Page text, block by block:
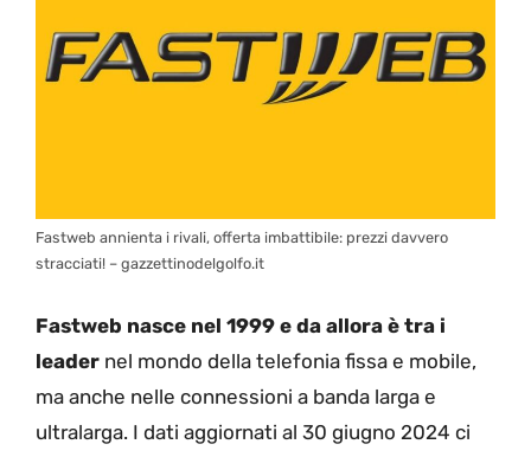
Fastweb annienta i rivali, offerta imbattibile: prezzi davvero
stracciati! – gazzettinodelgolfo.it
Fastweb nasce nel 1999 e da allora è tra i
leader nel mondo della telefonia fissa e mobile,
ma anche nelle connessioni a banda larga e
ultralarga. I dati aggiornati al 30 giugno 2024 ci